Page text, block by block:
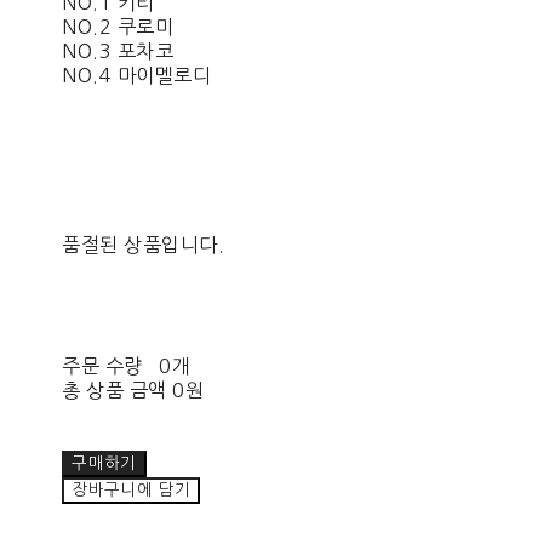
​​NO.2 쿠로미
​​NO.3 포차코
​​NO.4 마이멜로디
품절된 상품입니다.
주문 수량
0개
총 상품 금액 0원
구매하기
장바구니에 담기